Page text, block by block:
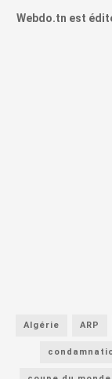
Webdo.tn est
Algérie ARP